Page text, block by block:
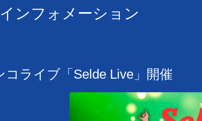
インフォメーション
ライブ「Selde Live」開催